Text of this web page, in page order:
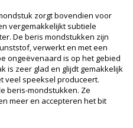
zorgt bovendien voor
vergemakkelijkt subtiele
De beris mondstukken zijn
verwerkt en met een
ongeëvenaard is op het gebied
is zeer glad en glijdt gemakkelijk
veel speeksel produceert.
beris-mondstukken. Ze
meer en accepteren het bit